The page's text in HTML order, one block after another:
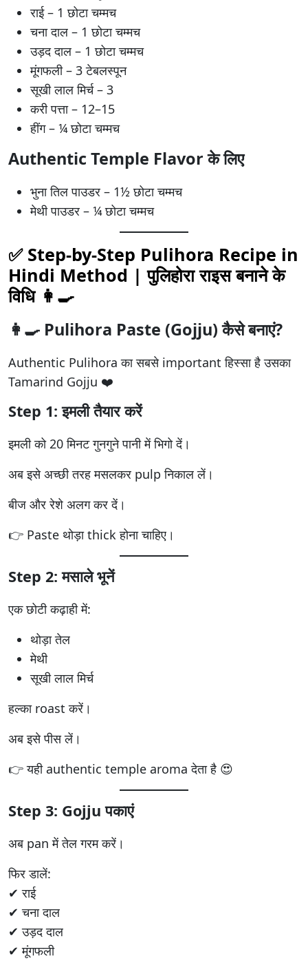
राई – 1 छोटा चम्मच
चना दाल – 1 छोटा चम्मच
उड़द दाल – 1 छोटा चम्मच
मूंगफली – 3 टेबलस्पून
सूखी लाल मिर्च – 3
करी पत्ता – 12–15
हींग – ¼ छोटा चम्मच
Authentic Temple Flavor के लिए
भुना तिल पाउडर – 1½ छोटा चम्मच
मेथी पाउडर – ¼ छोटा चम्मच
✅ Step-by-Step Pulihora Recipe in
Hindi Method |पुलिहोरा राइसबनाने के
विधि 👩‍🍳
👩‍🍳 Pulihora Paste (Gojju) कैसे बनाएं?
Authentic Pulihora का सबसे important हिस्सा है उसका
Tamarind Gojju ❤️
Step 1: इमली तैयार करें
इमली को 20 मिनट गुनगुने पानी में भिगो दें।
अब इसे अच्छी तरह मसलकर pulp निकाल लें।
बीज और रेशे अलग कर दें।
👉 Paste थोड़ा thick होना चाहिए।
Step 2: मसाले भूनें
एक छोटी कढ़ाही में:
थोड़ा तेल
मेथी
सूखी लाल मिर्च
हल्का roast करें।
अब इसे पीस लें।
👉 यही authentic temple aroma देता है 😍
Step 3: Gojju पकाएं
अब pan में तेल गरम करें।
फिर डालें:
✔ राई
✔ चना दाल
✔ उड़द दाल
✔ मूंगफली